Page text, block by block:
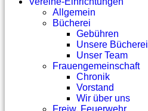
Allgemein
Bücherei
Gebühren
Unsere Bücherei
Unser Team
Frauengemeinschaft
Chronik
Vorstand
Wir über uns
Freiw. Feuerwehr